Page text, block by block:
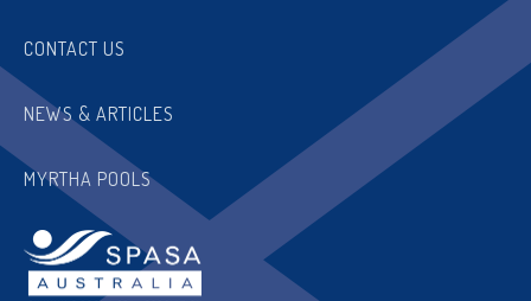
CONTACT US
NEWS & ARTICLES
MYRTHA POOLS